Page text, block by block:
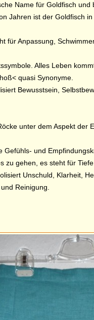
Name für Goldfisch und
Jahren ist der Goldfisch in
für Anpassung,
Alles Leben
quasi Synonyme.
Bewusstsein,
unter dem Aspekt der
Gefühls- und
zu gehen, es steht für Tiefe
Unschuld, Klarheit,
Reinigung.